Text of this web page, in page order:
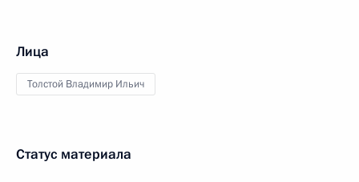
Лица
Толстой Владимир Ильич
Статус материала